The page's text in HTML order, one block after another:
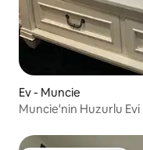
Ev - Muncie
Muncie'nin Huzurlu Evi